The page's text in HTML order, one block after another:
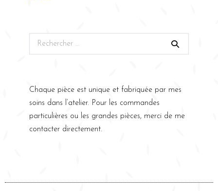
Chaque pièce est unique et fabriquée par mes
soins dans l’atelier. Pour les commandes
particulières ou les grandes pièces, merci de me
contacter directement.